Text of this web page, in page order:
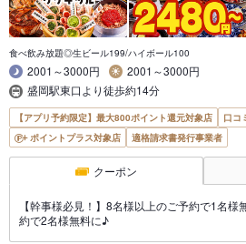
食べ飲み放題◎生ビール199/ハイボール100
2001～3000円
2001～3000円
盛岡駅東口より徒歩約14分
【アプリ予約限定】最大800ポイント還元対象店
口コ
ポイントプラス対象店
適格請求書発行事業者
クーポン
【幹事様必見！】8名様以上のご予約で1名
約で2名様無料に♪